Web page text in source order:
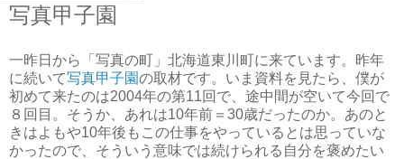
写真甲子園
一昨日から「写真の町」北海道東川町に来ています。昨年
に続いて写真甲子園の取材です。いま資料を見たら、僕が
初めて来たのは2004年の第11回で、途中間が空いて今回で
８回目。そうか、あれは10年前＝30歳だったのか。あのと
きはよもや10年後もこの仕事をやっているとは思っていな
かったので、そういう意味では続けられる自分を褒めたい